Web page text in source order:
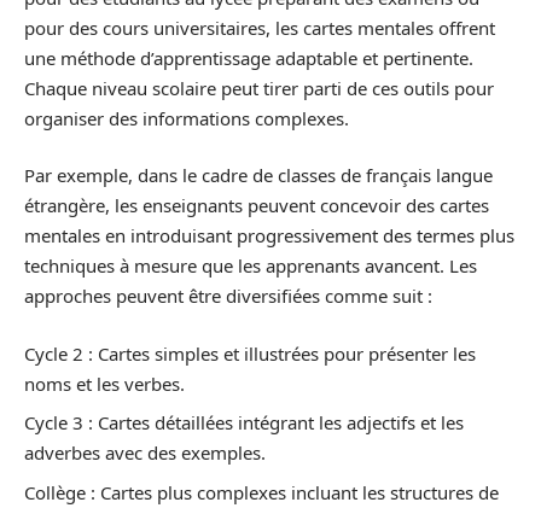
pour des cours universitaires, les cartes mentales offrent
une méthode d’apprentissage adaptable et pertinente.
Chaque niveau scolaire peut tirer parti de ces outils pour
organiser des informations complexes.
Par exemple, dans le cadre de classes de français langue
étrangère, les enseignants peuvent concevoir des cartes
mentales en introduisant progressivement des termes plus
techniques à mesure que les apprenants avancent. Les
approches peuvent être diversifiées comme suit :
Cycle 2 : Cartes simples et illustrées pour présenter les
noms et les verbes.
Cycle 3 : Cartes détaillées intégrant les adjectifs et les
adverbes avec des exemples.
Collège : Cartes plus complexes incluant les structures de